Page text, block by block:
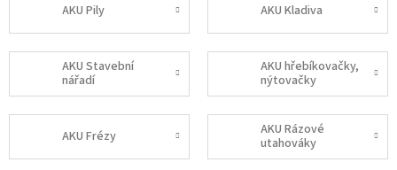
AKU Pily AKU Kladiva
AKU Stavební
nářadí
AKU hřebíkovačky,
nýtovačky
AKU Frézy
AKU Rázové
utahováky